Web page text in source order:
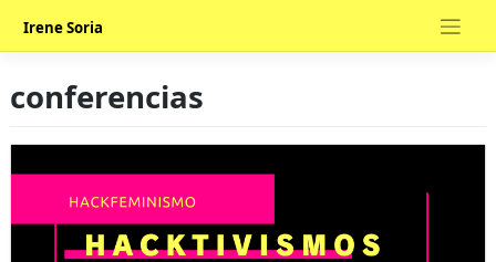
content
Irene Soria
conferencias